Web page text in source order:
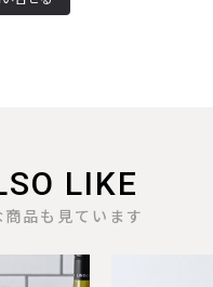
LIKE
品も見ています